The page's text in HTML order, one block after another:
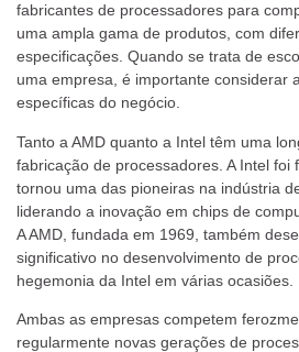
fabricantes de processadores para
uma ampla gama de produtos, com
especificações. Quando se trata de
uma empresa, é importante considerar
específicas do negócio.
Tanto a AMD quanto a Intel têm uma
fabricação de processadores. A Intel foi
tornou uma das pioneiras na indústria
liderando a inovação em chips de
A AMD, fundada em 1969, também
significativo no desenvolvimento de
hegemonia da Intel em várias ocasiões.
Ambas as empresas competem
regularmente novas gerações de